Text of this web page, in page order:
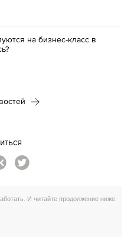
на бизнес-класс в